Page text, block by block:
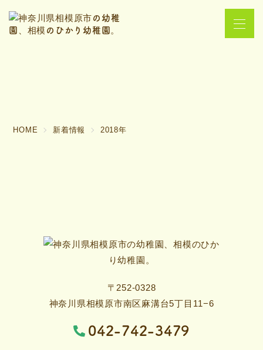
HOME 新着情報 2018年
〒252-0328
神奈川県相模原市南区麻溝台5丁目11−6
042-742-3479